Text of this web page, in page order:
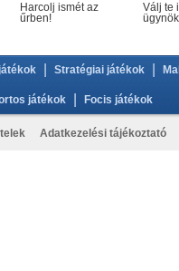
Harcolj ismét az
űrben!
Válj te
Stratégiai játékok
játékok Focis játékok
Adatkezelési tájékoztató